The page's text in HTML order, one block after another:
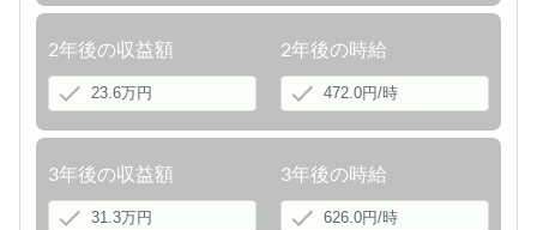
2年後の収益額 2年後の時給
3年後の収益額 3年後の時給